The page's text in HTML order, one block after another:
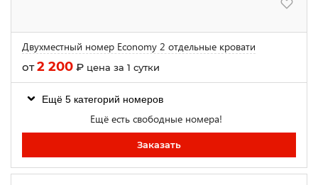
Двухместный номер Economy 2 отдельные кровати
от2 200 ₽ цена за 1 сутки
Ещё 5 категорий номеров
Ещё есть свободные номера!
Заказать